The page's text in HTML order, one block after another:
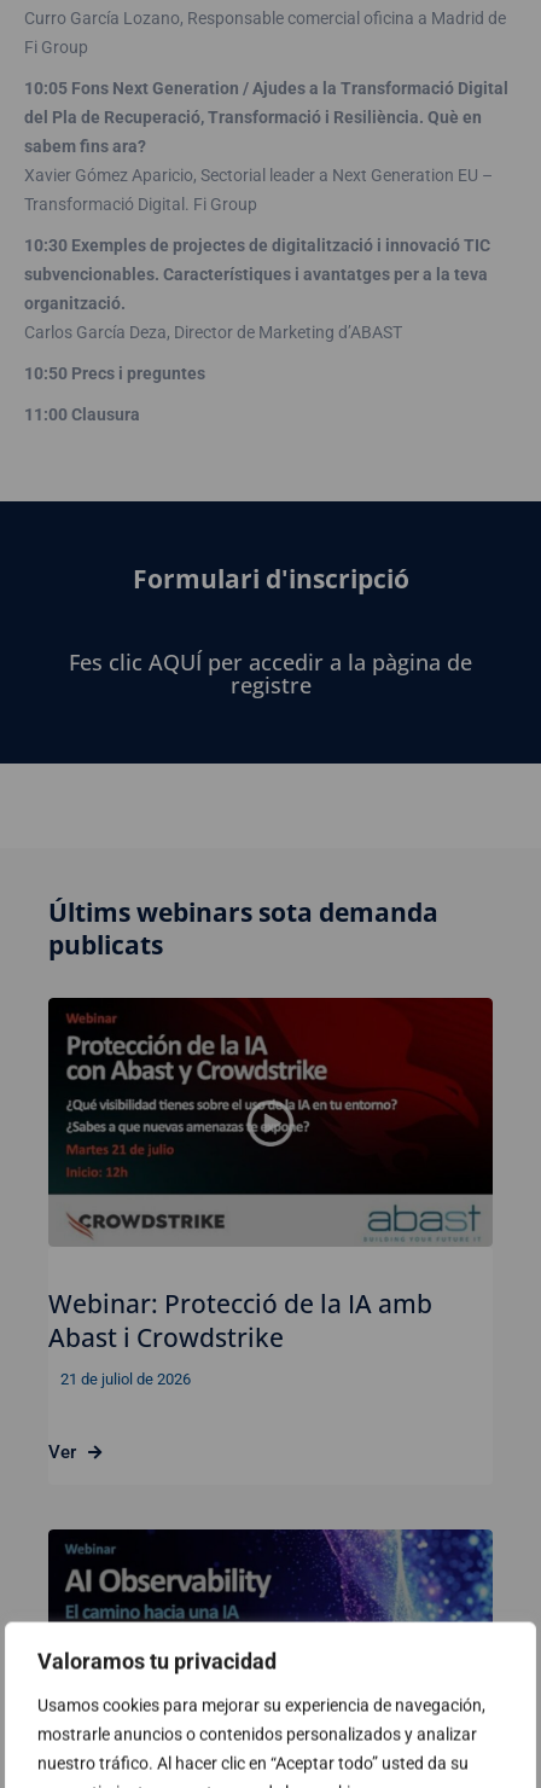
Valoramos tu privacidad
Usamos cookies para mejorar su experiencia de navegación,
mostrarle anuncios o contenidos personalizados y analizar
nuestro tráfico. Al hacer clic en “Aceptar todo” usted da su
Curro García Lozano, Responsable comercial oficina a Madrid de
Fi Group
10:05 Fons Next Generation / Ajudes a la Transformació Digital
del Pla de Recuperació, Transformació i Resiliència. Què en
sabem fins ara?
Xavier Gómez Aparicio, Sectorial leader a Next Generation EU –
Transformació Digital. Fi Group
10:30 Exemples de projectes de digitalització i innovació TIC
subvencionables. Característiques i avantatges per a la teva
organització.
Carlos García Deza, Director de Marketing d’ABAST
10:50 Precs i preguntes
11:00 Clausura
Formulari d'inscripció
Fes clic AQUÍ per accedir a la pàgina de
registre
Últims webinars sota demanda
publicats
Webinar: Protecció de la IA amb
Abast i Crowdstrike
21 de juliol de 2026
Ver